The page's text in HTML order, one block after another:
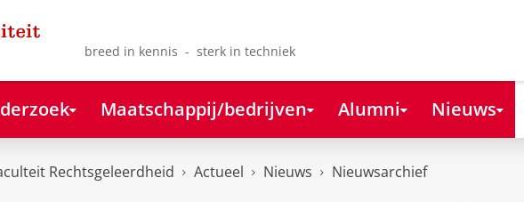
breed in kennis - sterk in techniek
Maatschappij/bedrijven Alumni Nieuws
Rechtsgeleerdheid Actueel Nieuws Nieuwsarchief